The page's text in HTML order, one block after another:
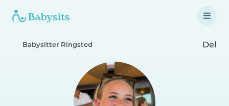
Babysitter Ringsted Del